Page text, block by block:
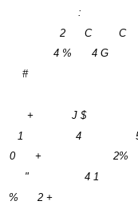
:
2 C
C
4 %
4 G
#
+
J $
1 4
0 +
2%
"
4 1
%
2 +